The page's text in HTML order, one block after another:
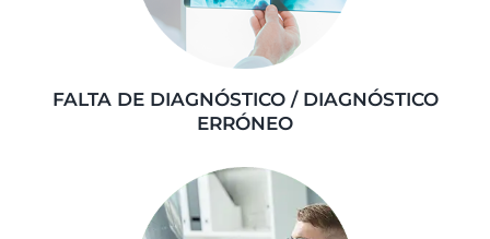
FALTA DE DIAGNÓSTICO / DIAGNÓSTICO
ERRÓNEO